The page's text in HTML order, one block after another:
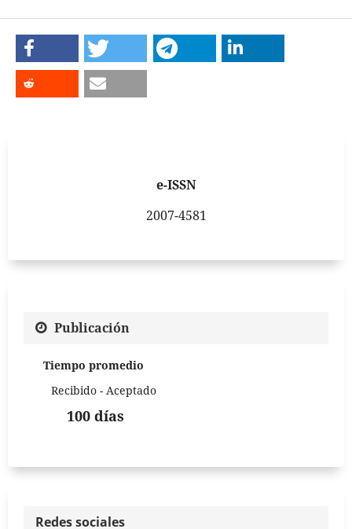
e-ISSN
2007-4581
Publicación
Tiempo promedio
Recibido - Aceptado
100 días
Redes sociales